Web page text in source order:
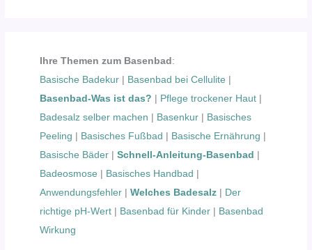
Ihre Themen zum Basenbad:
Basische Badekur | Basenbad bei Cellulite |
Basenbad-Was ist das? | Pflege trockener Haut |
Badesalz selber machen | Basenkur | Basisches
Peeling | Basisches Fußbad | Basische Ernährung |
Basische Bäder |Schnell-Anleitung-Basenbad |
Badeosmose | Basisches Handbad |
Anwendungsfehler |Welches Badesalz | Der
richtige pH-Wert | Basenbad für Kinder | Basenbad
Wirkung